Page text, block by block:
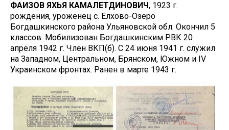
ФАИЗОВ ЯХЬЯ КАМАЛЕТДИНОВИЧ, 1923 г.
рождения, уроженец с. Елхово-Озеро
Богдашкинского района Ульяновской обл. Окончил 5
классов. Мобилизован Богдашкинским РВК 20
апреля 1942 г. Член ВКП(б). С 24 июня 1941 г. служил
на Западном, Центральном, Брянском, Южном и IV
Украинском фронтах. Ранен в марте 1943 г.